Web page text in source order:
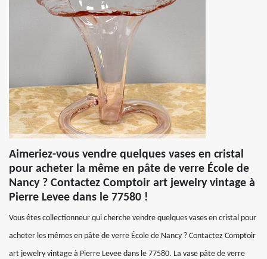
Aimeriez-vous vendre quelques vases en cristal
pour acheter la même en pâte de verre École de
Nancy ? Contactez Comptoir art jewelry vintage à
Pierre Levee dans le 77580 !
Vous êtes collectionneur qui cherche vendre quelques vases en cristal pour
acheter les mêmes en pâte de verre École de Nancy ? Contactez Comptoir
art jewelry vintage à Pierre Levee dans le 77580. La vase pâte de verre